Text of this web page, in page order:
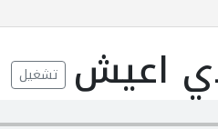
اعيش تشغيل